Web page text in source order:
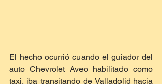
El hecho ocurrió cuando el guiador del
auto Chevrolet Aveo habilitado como
taxi, iba transitando de Valladolid hacia